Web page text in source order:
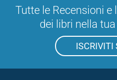
Tutte le Recensioni
dei libri nella
ISCRIVITI